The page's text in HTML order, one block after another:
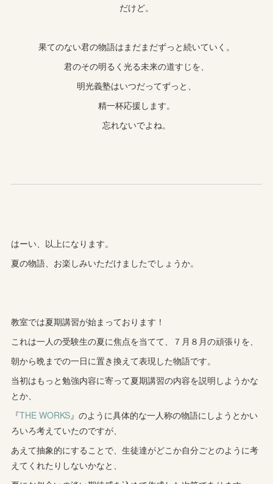
だけど。
果てのない君の物語はまだまだずっと続いていく。
君のその明るく光る未来の道すじを、
明光義塾はいつだってずっと、
精一杯応援します。
忘れないでよね。
はーい、以上になります。
夏の物語、お楽しみいただけましたでしょうか。
教室では夏期講習が始まっております！
これは一人の受験生の夏に焦点を当てて、７月８月の頑張りを、
朝から晩までの一日に置き換えて表現した物語です。
当初はもっと勉強内容に寄って夏期講習の内容を説明しようかな
とか、
『THE WORKS』のように具体的な一人称の物語にしようとかい
ろいろ考えていたのですが、
あえて抽象的にすることで、生徒達がどこか自分ごとのように考
えてくれたりしないかなと、